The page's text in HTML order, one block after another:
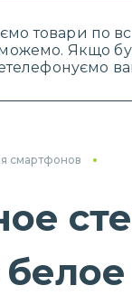
товари по
Якщо
смартфонов